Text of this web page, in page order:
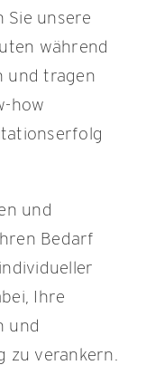
Sie unsere
während
und tragen
how
und
Bedarf
Ihre
und
zu verankern.